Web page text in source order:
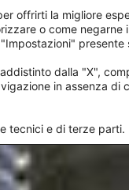
GAS
offrirti la migliore
o come negarne
presente
dalla "X",
in assenza di
tecnici e di terze parti.